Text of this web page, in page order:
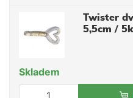
Twister
5,5cm /
Skladem